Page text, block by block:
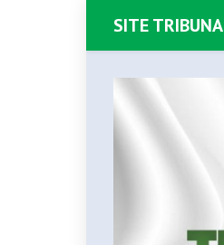
SITE TRIBUNA